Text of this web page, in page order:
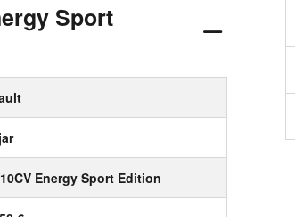
Sport
Energy Sport Edition